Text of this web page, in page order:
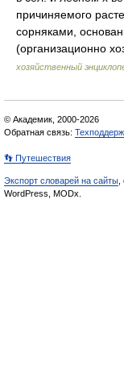
причиняемого
сорняками,
(организационно
хозяйственный
© Академик, 2000-2026
Обратная связь:
👣 Путешествия
Экспорт словарей на сайты
WordPress, MODx.